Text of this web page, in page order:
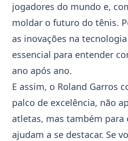
jogadores do mundo e,
moldar o futuro do tênis.
as inovações na
essencial para entender
ano após ano.
E assim, o Roland Garros
palco de excelência, não
atletas, mas também para
ajudam a se destacar. Se